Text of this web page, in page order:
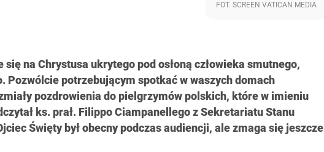
się na Chrystusa ukrytego pod osłoną człowieka smutnego,
Pozwólcie potrzebującym spotkać w waszych domach
pozdrowienia do pielgrzymów polskich, które w imieniu
ks. prał. Filippo Ciampanellego z Sekretariatu Stanu
Święty był obecny podczas audiencji, ale zmaga się jeszcze
FOT. SCREEN VATICAN MEDIA